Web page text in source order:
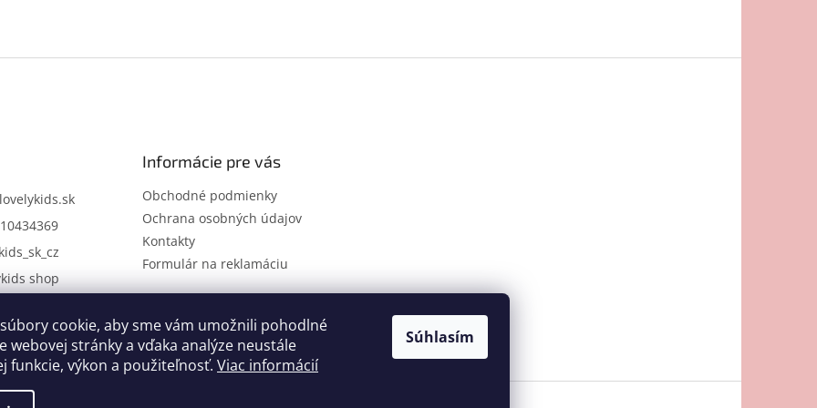
cookie, aby sme vám umožnili pohodlné
webovej stránky a vďaka analýze neustále
funkcie, výkon a použiteľnosť. Viac informácií
Súhlasím
lovelykids.sk
shop
Informácie pre vás
Obchodné podmienky
Ochrana osobných údajov
Kontakty
Formulár na reklamáciu
Kontakty Novinky